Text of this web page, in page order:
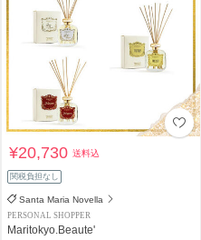
¥20,730送料込
関税負担なし
Santa Maria Novella
PERSONAL SHOPPER
Maritokyo.Beaute'